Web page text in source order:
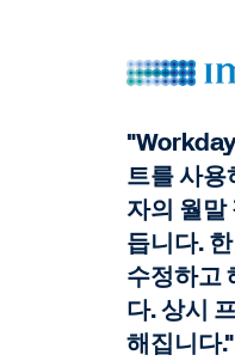
트를 사
자의 월말
듭니다.
수정하고
다. 상시
해집니다."